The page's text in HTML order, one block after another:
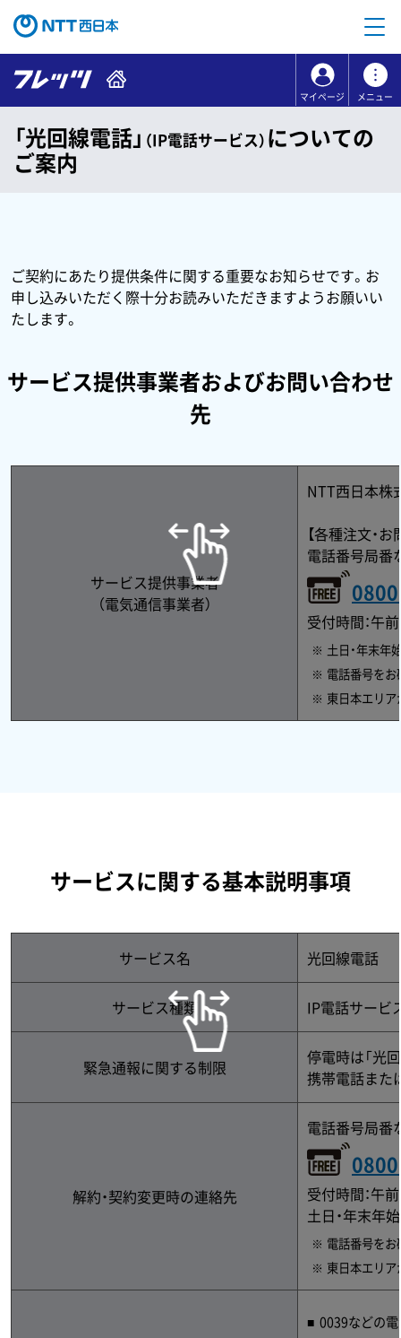
コンテンツのリンクナビゲーションへ移動
マイページ メニュー
「光回線電話」 （IP電話サービス） についての
ご案内
ご契約にあたり提供条件に関する重要なお知らせです。お
申し込みいただく際十分お読みいただきますようお願いい
たします。
サービス提供事業者およびお問い合わせ
先
サービス提供事業者
（電気通信事業者）
NTT西日本株
【各種注文・
電話番号局番
受付時間：午
土日・年末年
電話番号をお
東日本エリア
サービスに関する基本説明事項
サービス名 光回線電話
サービス種類 IP電話サービ
緊急通報に関する制限
停電時は「光
携帯電話また
解約・契約変更時の連絡先
電話番号局番
受付時間：午
土日・年末年
電話番号をお
東日本エリア
0039などの